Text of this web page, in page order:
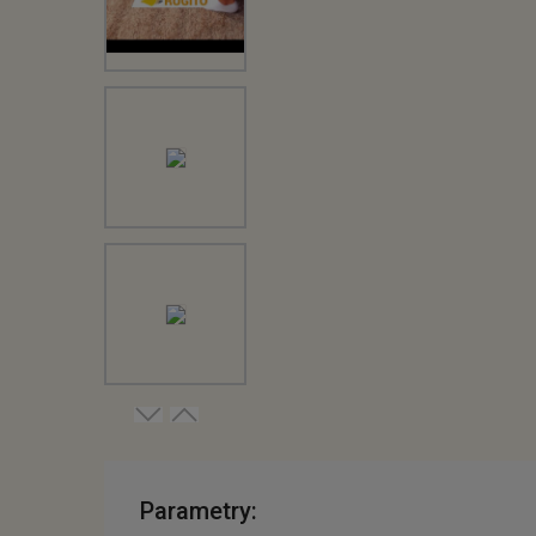
Parametry: